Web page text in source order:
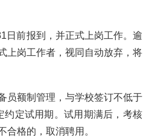
日前报到，并正式上岗工作。逾
上岗工作者，视同自动放弃，将
员额制管理，与学校签订不低于
约定试用期。试用期满后，考核
合格的，取消聘用。